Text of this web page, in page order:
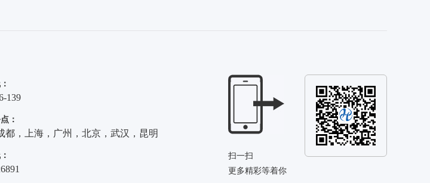
139
：
都，上海，广州，北京，武汉，昆明
扫一扫
更多精彩等着你